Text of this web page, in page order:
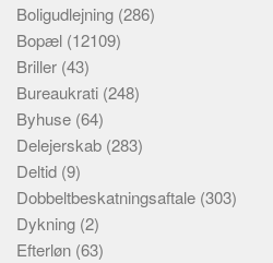
Boligudlejning (286)
Bopæl (12109)
Briller (43)
Bureaukrati (248)
Byhuse (64)
Delejerskab (283)
Deltid (9)
Dobbeltbeskatningsaftale (303)
Dykning (2)
Efterløn (63)